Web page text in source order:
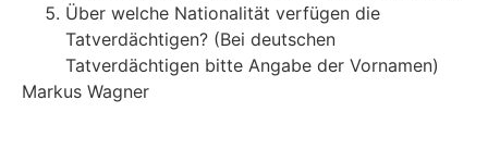
Über welche Nationalität verfügen die
Tatverdächtigen? (Bei deutschen
Tatverdächtigen bitte Angabe der Vornamen)
Markus Wagner